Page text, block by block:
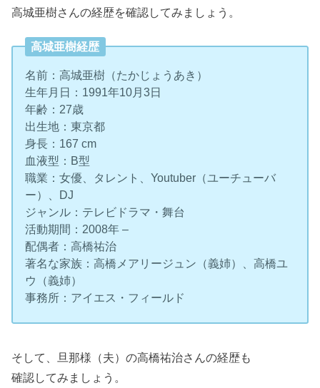
高城亜樹さんの経歴を確認してみましょう。
高城亜樹経歴
名前：高城亜樹（たかじょうあき）
生年月日：1991年10月3日
年齢：27歳
出生地：東京都
身長：167 cm
血液型：B型
職業：女優、タレント、Youtuber（ユーチューバ
ー）、DJ
ジャンル：テレビドラマ・舞台
活動期間：2008年 –
配偶者：高橋祐治
著名な家族：高橋メアリージュン（義姉）、高橋ユ
ウ（義姉）
事務所：アイエス・フィールド
そして、旦那様（夫）の高橋祐治さんの経歴も
確認してみましょう。